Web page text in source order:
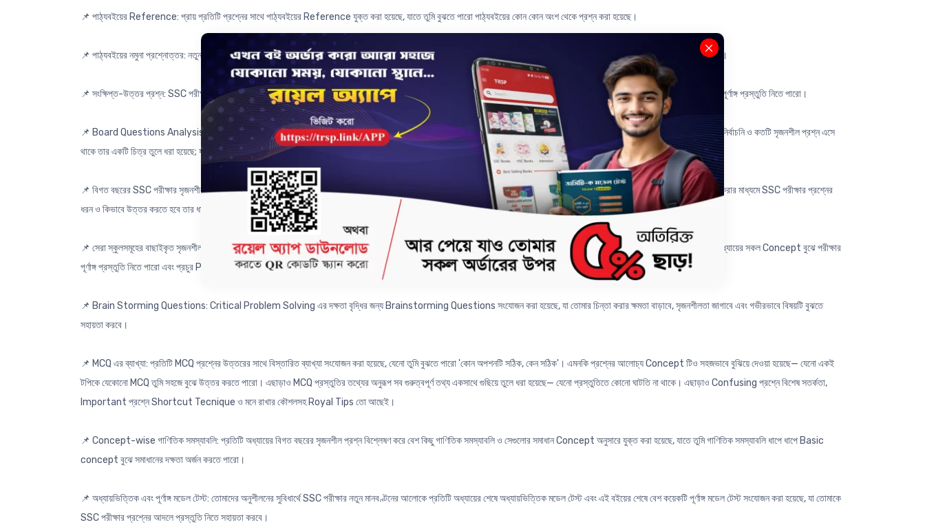
📌 পাঠ্যবইয়ের Reference: প্রায় প্রতিটি প্রশ্নের সাথে পাঠ্যবইয়ের Reference যুক্ত করা হয়েছে, যাতে তুমি বুঝতে পারো পাঠ্যবইয়ের কোন কোন অংশ থেকে প্রশ্ন করা হয়েছে।
📌 পাঠ্যবইয়ের নমুনা প্রশ্নোত্তর: নতুন পাঠ্যবইয়ে সংযোজিত অনুশীলনীর নমুনা প্রশ্নগুলোর নির্ভুল ও বিশ্লেষণধর্মী সমাধান দেওয়া হয়েছে, যাতে তুমি নতুন প্রশ্নের ধরন বুঝতে পারো এবং সঠিকভাবে উত্তর করতে পারো।
📌 সংক্ষিপ্ত-উত্তর প্রশ্ন: SSC পরীক্ষার নতুন পাঠ্যবই অনুসারে সংক্ষিপ্ত-উত্তর প্রশ্ন পাঠ্যবইয়ের Reference সহ আলোচনার ধারাবাহিকতা অনুসারে সাজানো হয়েছে, যেনো তুমি প্রশ্নপত্রের এই নতুন অংশে পূর্ণাঙ্গ প্রস্তুতি নিতে পারো।
📌 Board Questions Analysis: বিগত বছরের প্রশ্নগুলো Analysis করে অধ্যায়টি সৃজনশীল ও বহুনির্বাচনি প্রশ্নের জন্য কতটা গুরুত্বপূর্ণ তা উল্লেখ করা হয়েছে। অধ্যায়টি থেকে SSC পরীক্ষায় কতটি বহুনির্বাচনি ও কতটি সৃজনশীল প্রশ্ন এসে
থাকে তার একটি চিত্র তুলে ধরা হয়েছে; যা দেখে তুমি ধারণা পেতে পারো তোমাদের SSC পরীক্ষায় অধ্যায়টি থেকে কতটি MCQ ও CQ আসতে পারে।
📌 বিগত বছরের SSC পরীক্ষার সৃজনশীল প্রশ্নোত্তর: ২০১৫-২০২৫ সালের মোট ১১ বছরের SSC পরীক্ষার প্রশ্নোত্তরগুলো বিস্তারিত উত্তরসহ অধ্যায়ভিত্তিক সংযোজন করা হয়েছে, যেগুলো বুঝে বুঝে অনুশীলন করার মাধ্যমে SSC পরীক্ষার প্রশ্নের
ধরন ও কিভাবে উত্তর করতে হবে তার ধারণা পেতে পারো। একই সাথে এই প্রশ্নোত্তরগুলো বুঝে Practice করার মাধ্যমে SSC এর জন্য গুরুত্বপূর্ণ Topic গুলোও আয়ত্তে চলে আসবে।
📌 সেরা স্কুলসমূহের বাছাইকৃত সৃজনশীল প্রশ্নোত্তর: শীর্ষস্থানীয় স্কুলসমূহের বিগত বছরগুলোর Test পরীক্ষার গুরুত্বপূর্ণ Conceptual সৃজনশীল প্রশ্নোত্তর অধ্যায়ভিত্তিক সংযোজন করা হয়েছে, যাতে তুমি অধ্যায়ের সকল Concept বুঝে পরীক্ষার
পূর্ণাঙ্গ প্রস্তুতি নিতে পারো এবং প্রচুর Practice করতে পারো।
📌 Brain Storming Questions: Critical Problem Solving এর দক্ষতা বৃদ্ধির জন্য Brainstorming Questions সংযোজন করা হয়েছে, যা তোমার চিন্তা করার ক্ষমতা বাড়াবে, সৃজনশীলতা জাগাবে এবং গভীরভাবে বিষয়টি বুঝতে
সহায়তা করবে।
📌 MCQ এর ব্যাখ্যা: প্রতিটি MCQ প্রশ্নের উত্তরের সাথে বিস্তারিত ব্যাখ্যা সংযোজন করা হয়েছে, যেনো তুমি বুঝতে পারো 'কোন অপশনটি সঠিক, কেন সঠিক'। এমনকি প্রশ্নের আলোচ্য Concept টিও সহজভাবে বুঝিয়ে দেওয়া হয়েছে— যেনো একই
টপিকে যেকোনো MCQ তুমি সহজে বুঝে উত্তর করতে পারো। এছাড়াও MCQ প্রস্তুতির তথ্যের অনুরূপ সব গুরুত্বপূর্ণ তথ্য একসাথে গুছিয়ে তুলে ধরা হয়েছে— যেনো প্রস্তুতিতে কোনো ঘাটতি না থাকে। এছাড়াও Confusing প্রশ্নে বিশেষ সতর্কতা,
Important প্রশ্নে Shortcut Tecnique ও মনে রাখার কৌশলসহ Royal Tips তো আছেই।
📌 Concept-wise গাণিতিক সমস্যাবলি: প্রতিটি অধ্যায়ের বিগত বছরের সৃজনশীল প্রশ্ন বিশ্লেষণ করে বেশ কিছু গাণিতিক সমস্যাবলি ও সেগুলোর সমাধান Concept অনুসারে যুক্ত করা হয়েছে, যাতে তুমি গাণিতিক সমস্যাবলি ধাপে ধাপে Basic
concept বুঝে সমাধানের দক্ষতা অর্জন করতে পারো।
📌 অধ্যায়ভিত্তিক এবং পূর্ণাঙ্গ মডেল টেস্ট: তোমাদের অনুশীলনের সুবিধার্থে SSC পরীক্ষার নতুন মানবণ্টনের আলোকে প্রতিটি অধ্যায়ের শেষে অধ্যায়ভিত্তিক মডেল টেস্ট এবং এই বইয়ের শেষে বেশ কয়েকটি পূর্ণাঙ্গ মডেল টেস্ট সংযোজন করা হয়েছে, যা তোমাকে
SSC পরীক্ষার প্রশ্নের আদলে প্রস্তুতি নিতে সহায়তা করবে।